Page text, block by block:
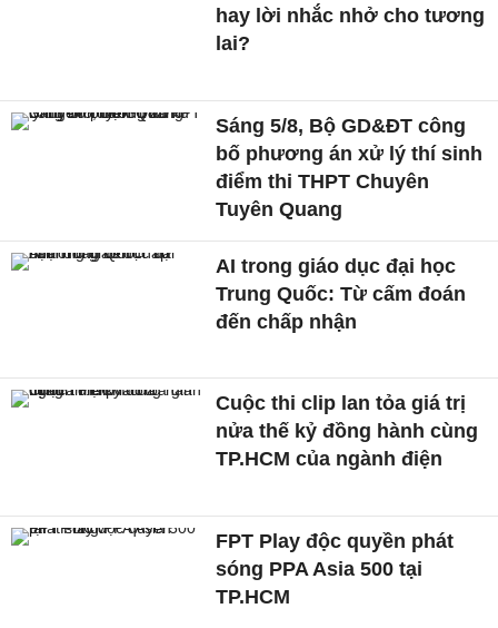
hay lời nhắc nhở cho tương
lai?
Sáng 5/8, Bộ GD&ĐT công
bố phương án xử lý thí sinh
điểm thi THPT Chuyên
Tuyên Quang
AI trong giáo dục đại học
Trung Quốc: Từ cấm đoán
đến chấp nhận
Cuộc thi clip lan tỏa giá trị
nửa thế kỷ đồng hành cùng
TP.HCM của ngành điện
FPT Play độc quyền phát
sóng PPA Asia 500 tại
TP.HCM